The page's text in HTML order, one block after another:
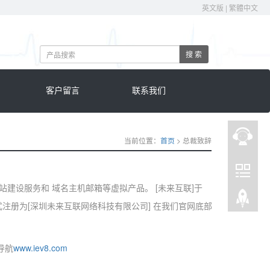
英文版 | 繁體中文
搜 索
客户留言 联系我们
当前位置： 首页 > 总裁致辞
建设服务和 域名主机邮箱等虚拟产品。 [未来互联]于
册为[深圳未来互联网络科技有限公司] 在我们官网底部
航www.iev8.com